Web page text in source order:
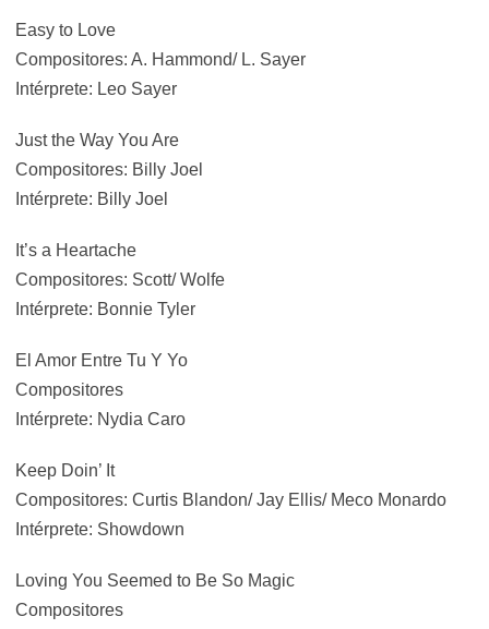
Easy to Love
Compositores: A. Hammond/ L. Sayer
Intérprete: Leo Sayer
Just the Way You Are
Compositores: Billy Joel
Intérprete: Billy Joel
It’s a Heartache
Compositores: Scott/ Wolfe
Intérprete: Bonnie Tyler
El Amor Entre Tu Y Yo
Compositores
Intérprete: Nydia Caro
Keep Doin’ It
Compositores: Curtis Blandon/ Jay Ellis/ Meco Monardo
Intérprete: Showdown
Loving You Seemed to Be So Magic
Compositores